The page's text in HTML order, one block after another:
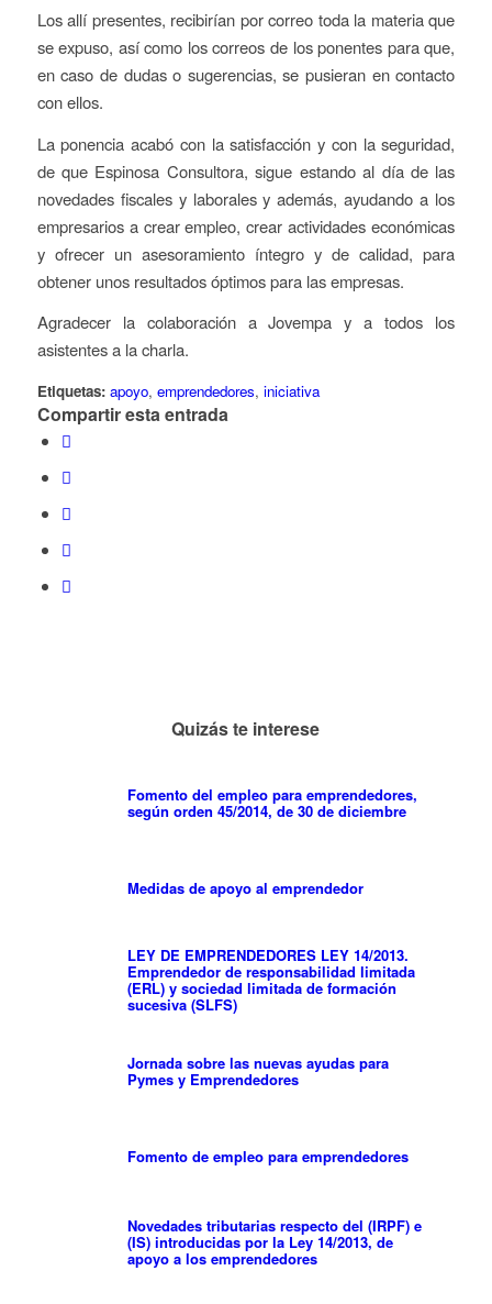
Los allí presentes, recibirían por correo toda la materia que
se expuso, así como los correos de los ponentes para que,
en caso de dudas o sugerencias, se pusieran en contacto
con ellos.
La ponencia acabó con la satisfacción y con la seguridad,
de que Espinosa Consultora, sigue estando al día de las
novedades fiscales y laborales y además, ayudando a los
empresarios a crear empleo, crear actividades económicas
y ofrecer un asesoramiento íntegro y de calidad, para
obtener unos resultados óptimos para las empresas.
Agradecer la colaboración a Jovempa y a todos los
asistentes a la charla.
Etiquetas: apoyo, emprendedores, iniciativa
Compartir esta entrada
Quizás te interese
Fomento del empleo para emprendedores,
según orden 45/2014, de 30 de diciembre
Medidas de apoyo al emprendedor
LEY DE EMPRENDEDORES LEY 14/2013.
Emprendedor de responsabilidad limitada
(ERL) y sociedad limitada de formación
sucesiva (SLFS)
Jornada sobre las nuevas ayudas para
Pymes y Emprendedores
Fomento de empleo para emprendedores
Novedades tributarias respecto del (IRPF) e
(IS) introducidas por la Ley 14/2013, de
apoyo a los emprendedores